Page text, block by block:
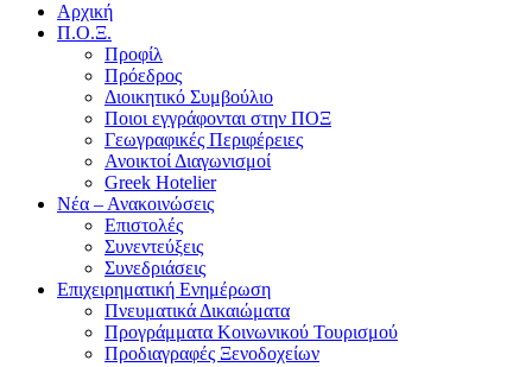
Αρχική
Π.Ο.Ξ.
Προφίλ
Πρόεδρος
Διοικητικό Συμβούλιο
Ποιοι εγγράφονται στην ΠΟΞ
Γεωγραφικές Περιφέρειες
Ανοικτοί Διαγωνισμoί
Greek Hotelier
Νέα – Ανακοινώσεις
Επιστολές
Συνεντεύξεις
Συνεδριάσεις
Επιχειρηματική Ενημέρωση
Πνευματικά Δικαιώματα
Προγράμματα Κοινωνικού Τουρισμού
Προδιαγραφές Ξενοδοχείων